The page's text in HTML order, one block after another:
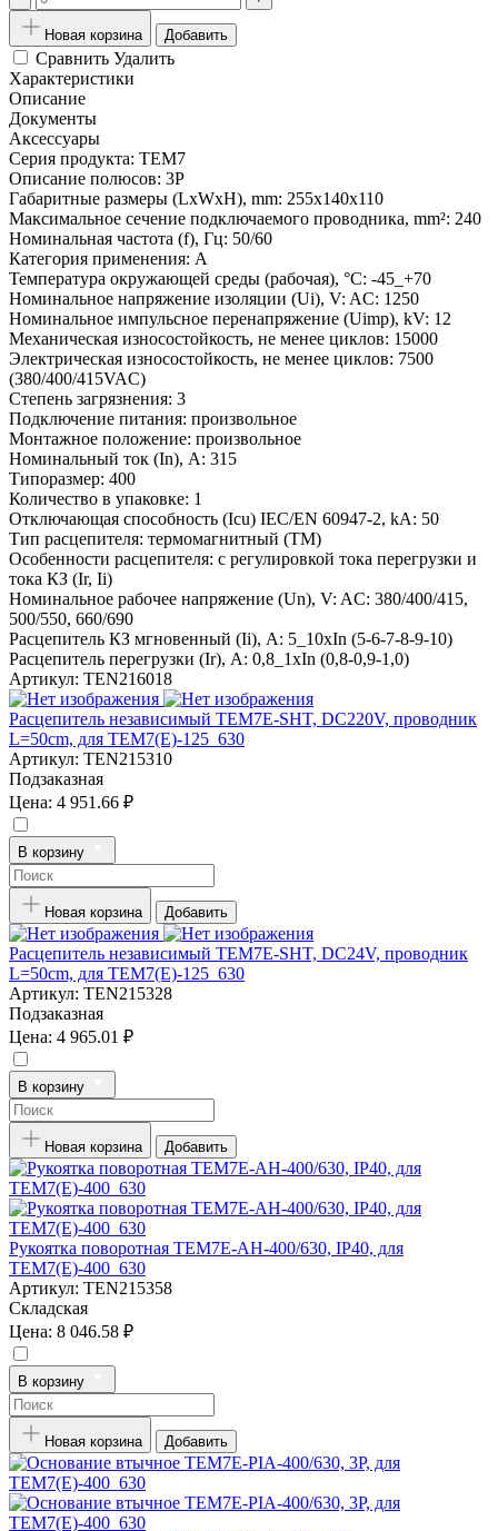
Новая корзина Добавить
Сравнить Удалить
Характеристики
Описание
Документы
Аксессуары
Серия продукта: TEM7
Описание полюсов: 3P
Габаритные размеры (LxWxH), mm: 255x140x110
Максимальное сечение подключаемого проводника, mm²: 240
Номинальная частота (f), Гц: 50/60
Категория применения: A
Температура окружающей среды (рабочая), °С: -45_+70
Номинальное напряжение изоляции (Ui), V: AC: 1250
Номинальное импульсное перенапряжение (Uimp), kV: 12
Механическая износостойкость, не менее циклов: 15000
Электрическая износостойкость, не менее циклов: 7500
(380/400/415VAC)
Степень загрязнения: 3
Подключение питания: произвольное
Монтажное положение: произвольное
Номинальный ток (In), A: 315
Типоразмер: 400
Количество в упаковке: 1
Отключающая способность (Icu) IEC/EN 60947-2, kA: 50
Тип расцепителя: термомагнитный (TM)
Особенности расцепителя: с регулировкой тока перегрузки и
тока КЗ (Ir, Ii)
Номинальное рабочее напряжение (Un), V: AC: 380/400/415,
500/550, 660/690
Расцепитель КЗ мгновенный (Ii), A: 5_10xIn (5-6-7-8-9-10)
Расцепитель перегрузки (Ir), A: 0,8_1xIn (0,8-0,9-1,0)
Артикул: TEN216018
Расцепитель независимый TEM7E-SHT, DC220V, проводник
L=50cm, для TEM7(E)-125_630
Артикул: TEN215310
Подзаказная
Цена: 4 951.66 ₽
В корзину
Новая корзина Добавить
Расцепитель независимый TEM7E-SHT, DC24V, проводник
L=50cm, для TEM7(E)-125_630
Артикул: TEN215328
Подзаказная
Цена: 4 965.01 ₽
В корзину
Новая корзина Добавить
Рукоятка поворотная TEM7E-AH-400/630, IP40, для
TEM7(E)-400_630
Артикул: TEN215358
Складская
Цена: 8 046.58 ₽
В корзину
Новая корзина Добавить